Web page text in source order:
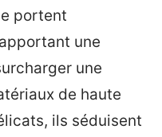
portent
une
une
de haute
ils séduisent